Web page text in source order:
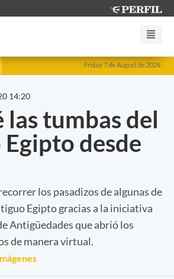
Friday 7 de August de 2026
14:20
las tumbas del
desde
los pasadizos de algunas de
Egipto gracias a la iniciativa
Antigüedades que abrió los
de manera virtual.